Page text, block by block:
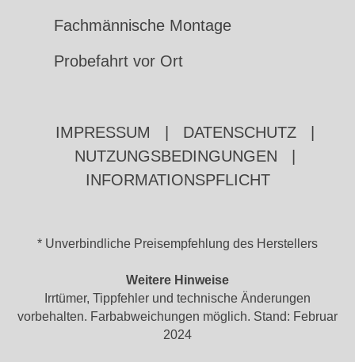
Fachmännische Montage
Probefahrt vor Ort
IMPRESSUM DATENSCHUTZ
NUTZUNGSBEDINGUNGEN
INFORMATIONSPFLICHT
* Unverbindliche Preisempfehlung des Herstellers
Weitere Hinweise
Irrtümer, Tippfehler und technische Änderungen
vorbehalten. Farbabweichungen möglich. Stand: Februar
2024